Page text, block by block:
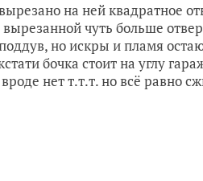
на ней квадратное
чуть больше
но искры и пламя
бочка стоит на углу
нет т.т.т. но всё равно